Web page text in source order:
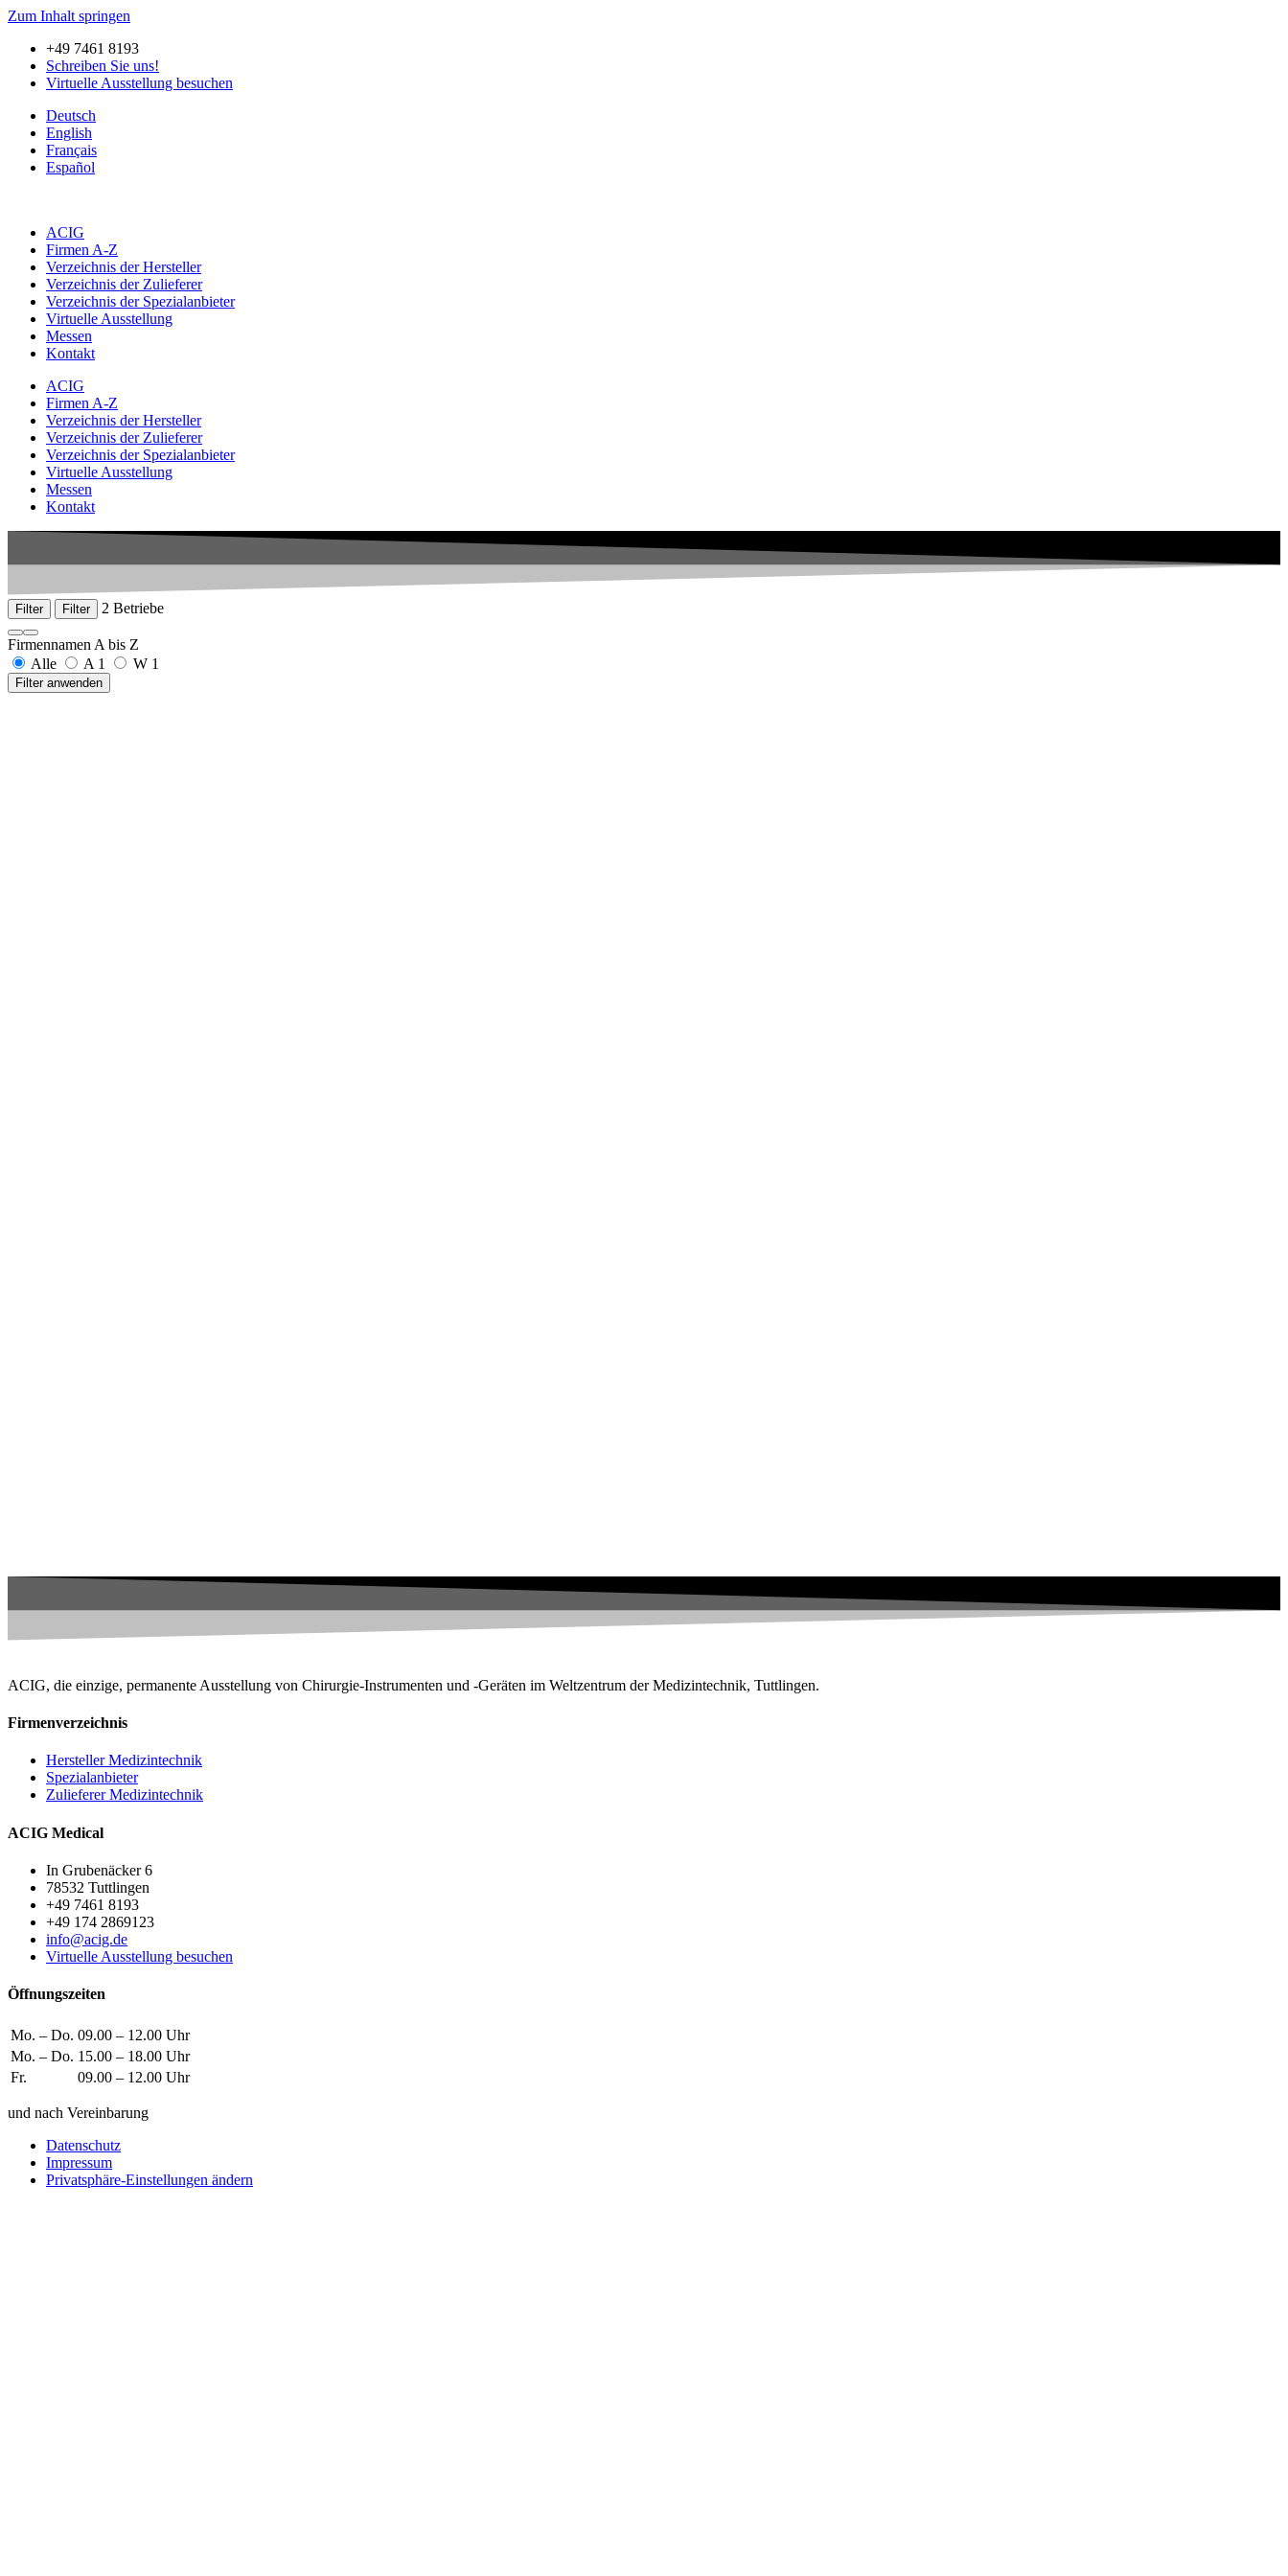
Zum Inhalt springen
+49 7461 8193
Schreiben Sie uns!
Virtuelle Ausstellung besuchen
Deutsch
English
Français
Español
ACIG
Firmen A-Z
Verzeichnis der Hersteller
Verzeichnis der Zulieferer
Verzeichnis der Spezialanbieter
Virtuelle Ausstellung
Messen
Kontakt
ACIG
Firmen A-Z
Verzeichnis der Hersteller
Verzeichnis der Zulieferer
Verzeichnis der Spezialanbieter
Virtuelle Ausstellung
Messen
Kontakt
Filter Filter 2 Betriebe
Firmennamen A bis Z
Alle
A 1 W 1
Filter anwenden
ACIG, die einzige, permanente Ausstellung von Chirurgie-Instrumenten und -Geräten im Weltzentrum der Medizintechnik, Tuttlingen.
Firmenverzeichnis
Hersteller Medizintechnik
Spezialanbieter
Zulieferer Medizintechnik
ACIG Medical
In Grubenäcker 6
78532 Tuttlingen
+49 7461 8193
+49 174 2869123
info@acig.de
Virtuelle Ausstellung besuchen
Öffnungszeiten
Mo. – Do. 09.00 – 12.00 Uhr
Mo. – Do. 15.00 – 18.00 Uhr
Fr.
09.00 – 12.00 Uhr
und nach Vereinbarung
Datenschutz
Impressum
Privatsphäre-Einstellungen ändern